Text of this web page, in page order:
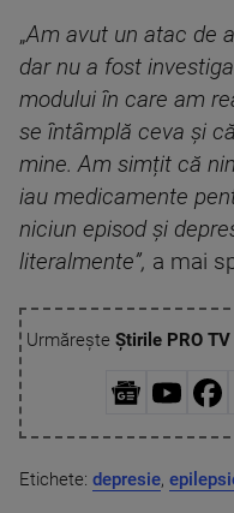
„Am avut un atac de
dar nu a fost
modului în care am
se întâmplă ceva și
mine. Am simțit că
iau medicamente
niciun episod și
literalmente”, a mai
Urmărește Știrile PRO TV
Etichete: depresie,